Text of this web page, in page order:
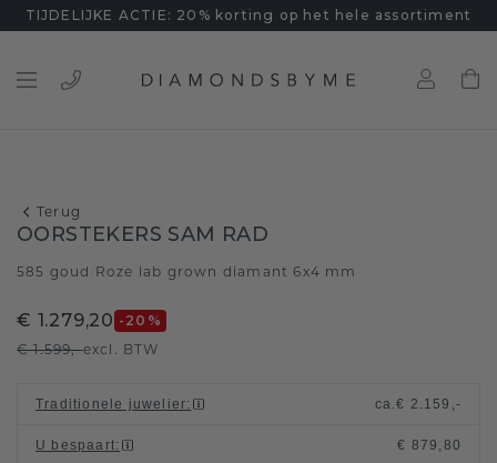
TIJDELIJKE ACTIE: 20% korting op het hele assortiment
Terug
OORSTEKERS SAM RAD
585 goud Roze lab grown diamant 6x4 mm
€ 1.279,20 -20 %
€ 1.599,-excl. BTW
Traditionele juwelier: ca.€ 2.159,-
U bespaart: € 879,80